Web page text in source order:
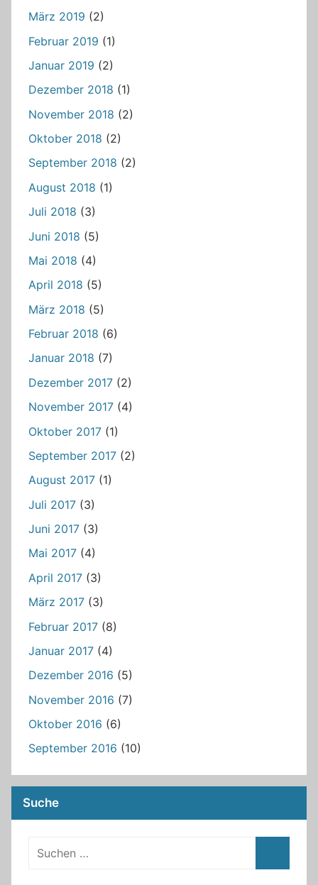
März 2019 (2)
Februar 2019 (1)
Januar 2019 (2)
Dezember 2018 (1)
November 2018 (2)
Oktober 2018 (2)
September 2018 (2)
August 2018 (1)
Juli 2018 (3)
Juni 2018 (5)
Mai 2018 (4)
April 2018 (5)
März 2018 (5)
Februar 2018 (6)
Januar 2018 (7)
Dezember 2017 (2)
November 2017 (4)
Oktober 2017 (1)
September 2017 (2)
August 2017 (1)
Juli 2017 (3)
Juni 2017 (3)
Mai 2017 (4)
April 2017 (3)
März 2017 (3)
Februar 2017 (8)
Januar 2017 (4)
Dezember 2016 (5)
November 2016 (7)
Oktober 2016 (6)
September 2016 (10)
Suche